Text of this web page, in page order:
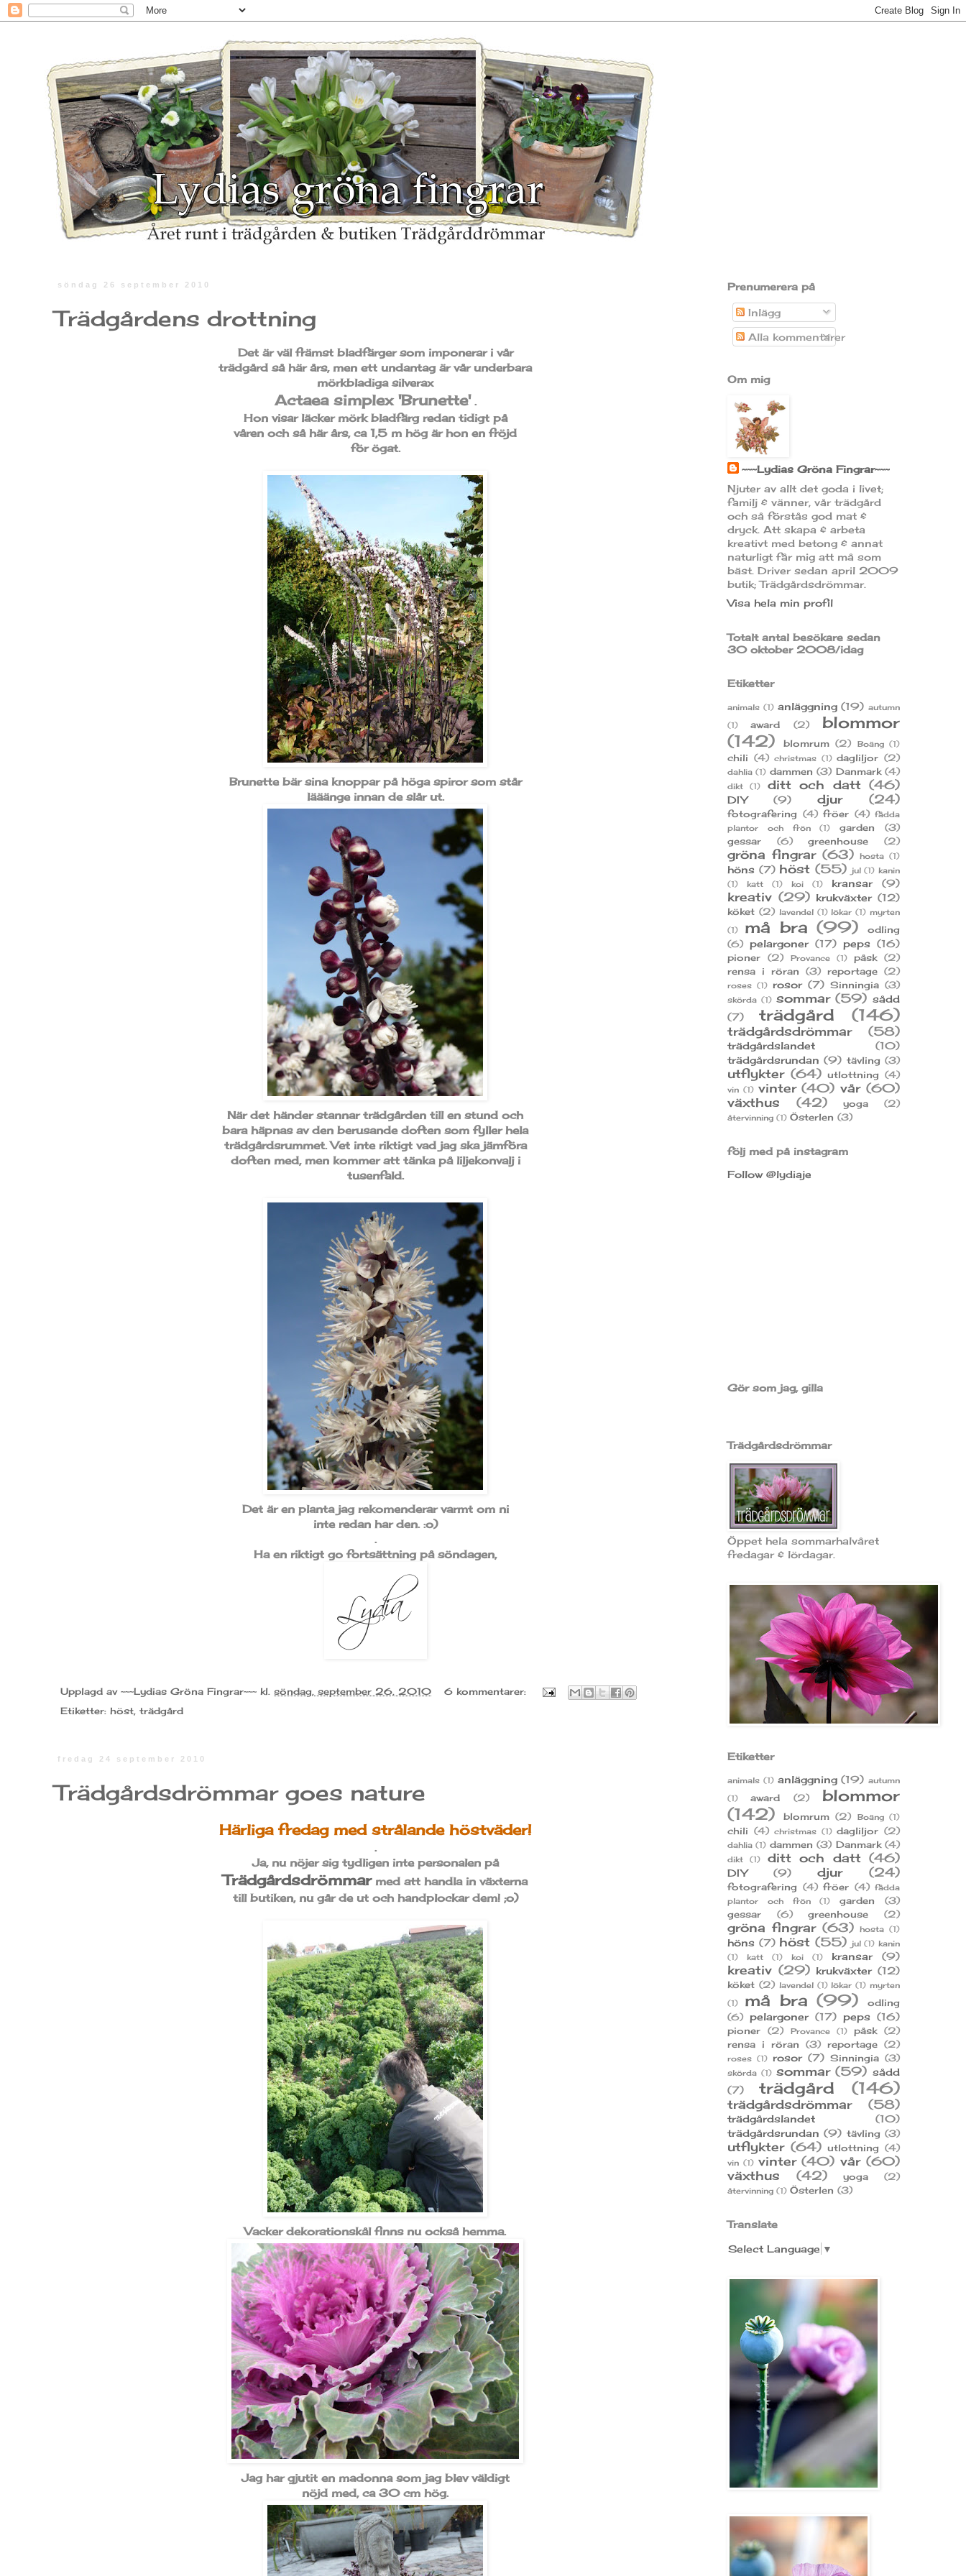
söndag 26 september 2010
Trädgårdens drottning
Det är väl främst bladfärger som imponerar i vår
trädgård så här års, men ett undantag är vår underbara
mörkbladiga silverax
Actaea simplex 'Brunette'.
Hon visar läcker mörk bladfärg redan tidigt på
våren och så här års, ca 1,5 m hög är hon en fröjd
för ögat.
Brunette bär sina knoppar på höga spiror som står
lääänge innan de slår ut.
När det händer stannar trädgården till en stund och
bara häpnas av den berusande doften som fyller hela
trädgårdsrummet. Vet inte riktigt vad jag ska jämföra
doften med, men kommer att tänka på liljekonvalj i
tusenfald.
Det är en planta jag rekomenderar varmt om ni
inte redan har den. :o)
.
Ha en riktigt go fortsättning på söndagen,
Upplagd av ~~~Lydias Gröna Fingrar~~~ kl. söndag, september 26, 2010
6 kommentarer:
Etiketter: höst, trädgård
fredag 24 september 2010
Trädgårdsdrömmar goes nature
Härliga fredag med strålande höstväder!
.
Ja, nu nöjer sig tydligen inte personalen på
Trädgårdsdrömmarmed att handla in växterna
till butiken, nu går de ut och handplockar dem! ;o)
Vacker dekorationskål finns nu också hemma.
Jag har gjutit en madonna som jag blev väldigt
nöjd med, ca 30 cm hög.
Prenumerera på
Inlägg
Alla kommentarer
Om mig
~~~Lydias Gröna Fingrar~~~
Njuter av allt det goda i livet;
familj & vänner, vår trädgård
och så förstås god mat &
dryck. Att skapa & arbeta
kreativt med betong & annat
naturligt får mig att må som
bäst. Driver sedan april 2009
butik; Trädgårdsdrömmar.
Visa hela min profil
Totalt antal besökare sedan
30 oktober 2008/idag
Etiketter
animals (1) anläggning (19) autumn
(1)
award (2)
blommor
(142)
blomrum (2) Boäng (1)
chili (4) christmas (1) dagliljor (2)
dahlia (1) dammen (3) Danmark (4)
dikt (1) ditt och datt (46)
DIY (9) djur (24)
fotografering (4) fröer (4) fådda
plantor och frön
(1) garden
(3)
gessar
(6) greenhouse (2)
gröna fingrar (63) hosta (1)
höns (7) höst (55) jul (1) kanin
(1)
katt (1) koi (1) kransar (9)
kreativ (29) krukväxter (12)
köket (2) lavendel (1) lökar (1) myrten
(1)
må bra (99)
odling
(6)
pelargoner (17) peps (16)
pioner (2) Provance (1) påsk
(2)
rensa i röran
(3) reportage (2)
roses (1) rosor (7) Sinningia (3)
skörda (1) sommar (59) sådd
(7)
trädgård (146)
trädgårdsdrömmar (58)
trädgårdslandet
(10)
trädgårdsrundan (9) tävling (3)
utflykter (64) utlottning (4)
vin (1) vinter (40) vår (60)
växthus
(42) yoga (2)
återvinning (1) Österlen (3)
följ med på instagram
Follow @lydiaje
Gör som jag, gilla
Trädgårdsdrömmar
Öppet hela sommarhalvåret
fredagar & lördagar.
Etiketter
animals (1) anläggning (19) autumn
(1)
award (2)
blommor
(142)
blomrum (2) Boäng (1)
chili (4) christmas (1) dagliljor (2)
dahlia (1) dammen (3) Danmark (4)
dikt (1) ditt och datt (46)
DIY (9) djur (24)
fotografering (4) fröer (4) fådda
plantor och frön
(1) garden
(3)
gessar
(6) greenhouse (2)
gröna fingrar (63) hosta (1)
höns (7) höst (55) jul (1) kanin
(1)
katt (1) koi (1) kransar (9)
kreativ (29) krukväxter (12)
köket (2) lavendel (1) lökar (1) myrten
(1)
må bra (99)
odling
(6)
pelargoner (17) peps (16)
pioner (2) Provance (1) påsk
(2)
rensa i röran
(3) reportage (2)
roses (1) rosor (7) Sinningia (3)
skörda (1) sommar (59) sådd
(7)
trädgård (146)
trädgårdsdrömmar (58)
trädgårdslandet
(10)
trädgårdsrundan (9) tävling (3)
utflykter (64) utlottning (4)
vin (1) vinter (40) vår (60)
växthus
(42) yoga (2)
återvinning (1) Österlen (3)
Translate
Select Language ▼